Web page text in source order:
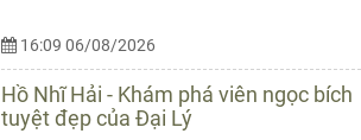
16:09 06/08/2026
Hồ Nhĩ Hải - Khám phá viên ngọc bích
tuyệt đẹp của Đại Lý